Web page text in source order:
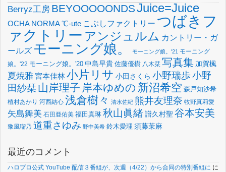
Berryz工房 BEYOOOOONDSJuice=Juice
OCHA NORMA℃-ute こぶしファクトリー つばきフ
ァクトリー アンジュルム カントリー・ガ
ールズ モーニング娘。 モーニング娘。'21 モーニング
娘。'22 モーニング娘。'20 中島早貴 佐藤優樹 八木栞 写真集 加賀楓
夏焼雅宮本佳林小片リサ 小田さくら 小野瑞歩小野
田紗栞 山岸理子 岸本ゆめの 新沼希空 森戸知沙希
植村あかり 河西結心 浅倉樹々 清水佐紀 熊井友理奈 牧野真莉愛
矢島舞美 石田亜佑美 福田真琳 秋山眞緒譜久村聖 谷本安美
豫風瑠乃 道重さゆみ 野中美希 鈴木愛理 須藤茉麻
最近のコメント
ハロプロ公式 YouTube 配信３番組が、次週（4/22）から合同の特別番組に に